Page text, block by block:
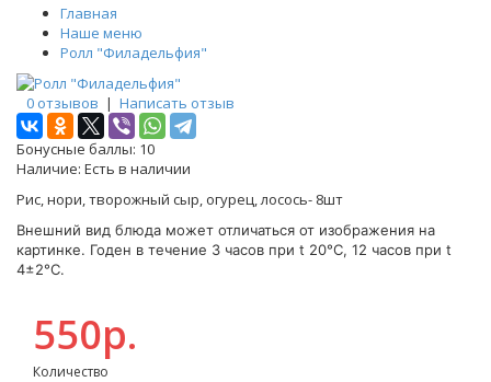
Главная
Наше меню
Ролл "Филадельфия"
0 отзывов | Написать отзыв
Бонусные баллы: 10
Наличие: Есть в наличии
Рис, нори, творожный сыр, огурец, лосось- 8шт
Внешний вид блюда может отличаться от изображения на
картинке. Годен в течение 3 часов при t 20°C, 12 часов при t
4±2°C.
550р.
Количество